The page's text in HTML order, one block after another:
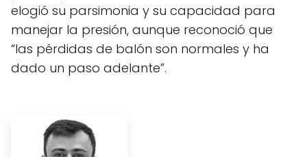
elogió su parsimonia y su capacidad para
manejar la presión, aunque reconoció que
“las pérdidas de balón son normales y ha
dado un paso adelante”.